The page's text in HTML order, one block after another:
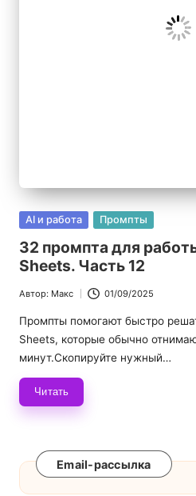
р
о
И
И
Опубликовано
AI и работа Промпты
32 промпта для
Sheets. Часть 12
Запись
от
Автор: Макс 01/09/2025
Промпты помогают быстро
Sheets, которые обычно
минут.Скопируйте нужный…
Читать
Email-рассылка